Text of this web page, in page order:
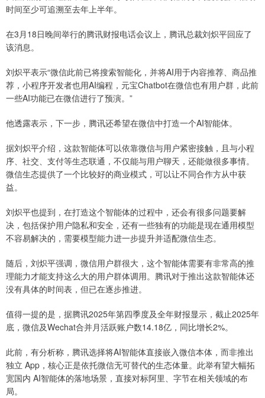
时间至少可追溯至去年上半年。
在3月18日晚间举行的腾讯财报电话会议上，腾讯总裁刘炽平回应了
该消息。
刘炽平表示“微信此前已将搜索智能化，并将AI用于内容推荐、商品推
荐，小程序开发者也用AI编程，元宝Chatbot在微信也有用户群，此前
一些AI功能已在微信进行了预演。”
他透露表示，下一步，腾讯还希望在微信中打造一个AI智能体。
据刘炽平介绍，这款智能体可以依靠微信与用户紧密接触，且与小程
序、社交、支付等生态联通，不仅能与用户聊天，还能做很多事情。
微信生态提供了一个比较好的商业模式，可以让不同合作方从中获
益。
刘炽平也提到，在打造这个智能体的过程中，还会有很多问题要解
决，包括保护用户隐私和安全，还有一些独有的功能是现在通用模型
不容易解决的，需要模型能力进一步提升并适配微信生态。
随后，刘炽平强调，微信用户群很大，这个智能体需要有非常高的推
理能力才能支持这么大的用户群体调用。腾讯对于推出这款智能体还
没有具体的时间表，但已在逐步推进。
值得一提的是，据腾讯2025年第四季度及全年财报显示，截止2025年
底，微信及Wechat合并月活跃账户数14.18亿，同比增长2%。
此前，有分析称，腾讯选择将AI智能体直接嵌入微信本体，而非推出
独立 App，核心正是依托微信无可替代的生态体量。此举有望大幅拓
宽国内 AI智能体的落地场景，直接对标阿里、字节在相关领域的布
局。